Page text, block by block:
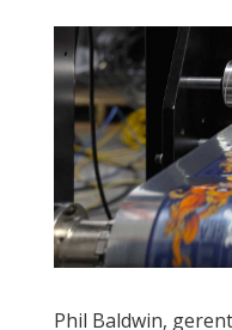
Phil Baldwin,